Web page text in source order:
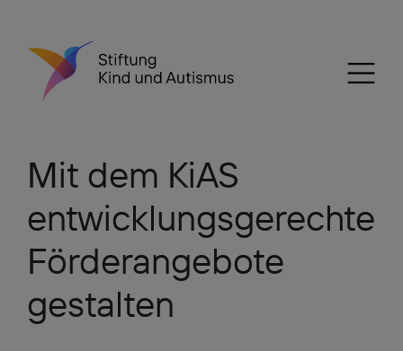
Mit dem KiAS
entwicklungsgerechte
Förderangebote
gestalten